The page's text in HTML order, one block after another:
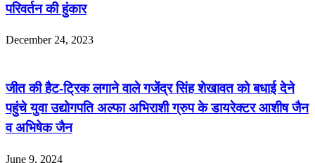
परिवर्तन की हुंकार
December 24, 2023
जीत की हैट-ट्रिक लगाने वाले गजेंद्र सिंह शेखावत को बधाई देने
पहुंचे युवा उद्योगपति अल्फा अभिराशी ग्रुप के डायरेक्टर आशीष जैन
व अभिषेक जैन
June 9, 2024